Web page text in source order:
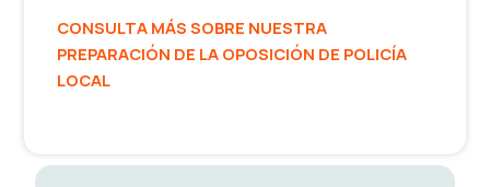
CONSULTA MÁS SOBRE NUESTRA
PREPARACIÓN DE LA OPOSICIÓN DE POLICÍA
LOCAL